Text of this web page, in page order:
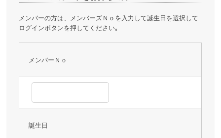
メンバーの方は、メンバーズＮｏを入力して誕生日を選択して
ログインボタンを押してください｡
メンバーＮｏ
誕生日